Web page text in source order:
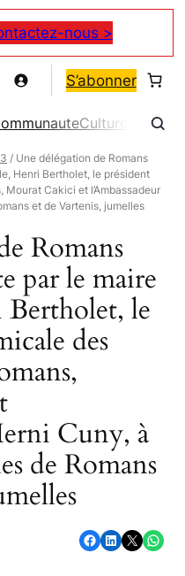
nous >
S’abonner
Culture
/ Une délégation de Romans
Henri Bertholet, le président
Mourat Cakici et l’Ambassadeur
et de Vartenis, jumelles
Romans
par le maire
le
des
Cuny, à
de Romans
Partager sur Facebook Partager sur LinkedIn Partager sur X Partager sur WhatsApp